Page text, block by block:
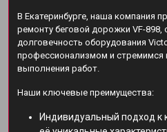
В Екатеринбурге, наша компания
ремонту беговой дорожки VF-898,
долговечность оборудования
профессионализмом и стремимся
выполнения работ.
Наши ключевые преимущества:
Индивидуальный подход